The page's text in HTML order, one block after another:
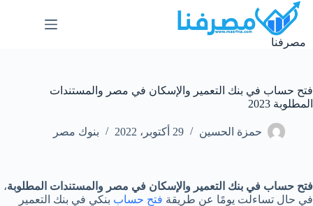
التجاوز
المحتوى
مصرفنا
فتح حساب في بنك التعمير والإسكان في مصر والمستندات
المطلوبة 2023
حمزة الحسين 29 أكتوبر، 2022 بنوك مصر
فتح حساب في بنك التعمير والإسكان في مصر والمستندات المطلوبة،
في حال تساءلت يومًا عن طريقة فتح حساب بنكي في بنك التعمير